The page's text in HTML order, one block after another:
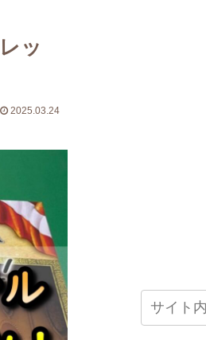
ッ
2025.03.24